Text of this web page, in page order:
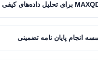
انجام پایان نامه تضمینی